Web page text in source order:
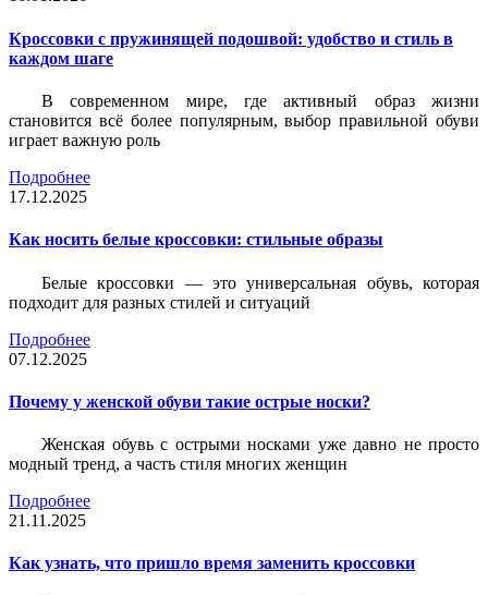
Кроссовки с пружинящей подошвой: удобство и стиль в
каждом шаге
В современном мире, где активный образ жизни
становится всё более популярным, выбор правильной обуви
играет важную роль
Подробнее
17.12.2025
Как носить белые кроссовки: стильные образы
Белые кроссовки — это универсальная обувь, которая
подходит для разных стилей и ситуаций
Подробнее
07.12.2025
Почему у женской обуви такие острые носки?
Женская обувь с острыми носками уже давно не просто
модный тренд, а часть стиля многих женщин
Подробнее
21.11.2025
Как узнать, что пришло время заменить кроссовки